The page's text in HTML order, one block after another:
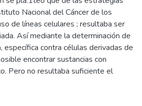
Nacional del Cáncer de los
de líneas celulares ; resultaba ser
Así mediante la determinación de
específica contra células derivadas de
encontrar sustancias con
Pero no resultaba suficiente el